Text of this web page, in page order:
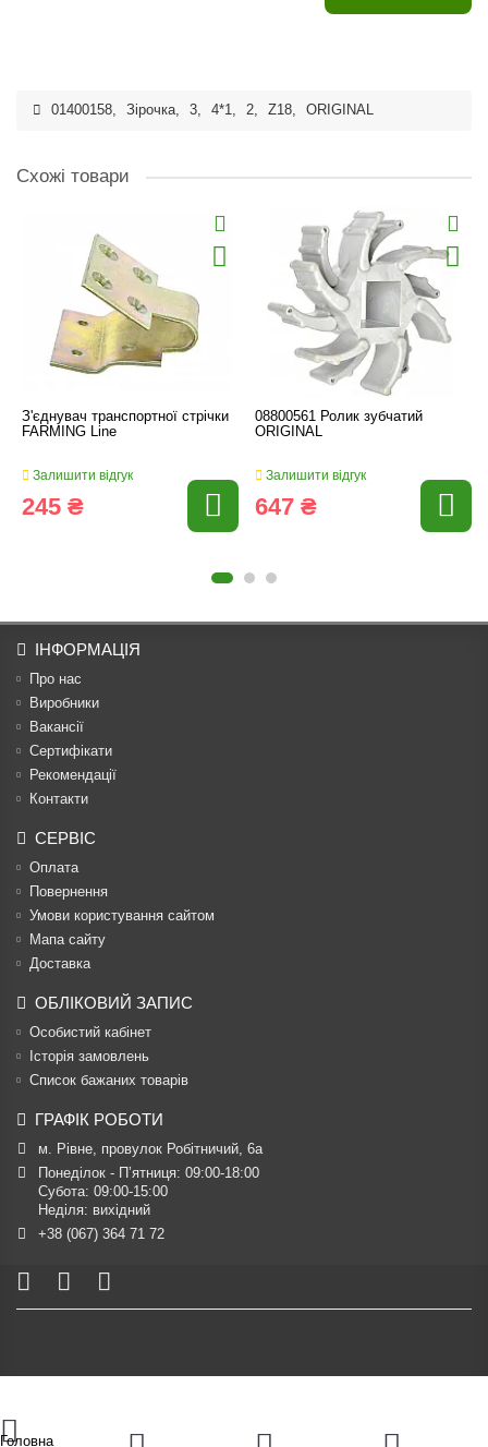
01400158, Зірочка, 3, 4*1, 2, Z18, ORIGINAL
Схожі товари
З'єднувач транспортної стрічки
FARMING Line
Залишити відгук
245 ₴
08800561 Ролик зубчатий
ORIGINAL
Залишити відгук
647 ₴
ІНФОРМАЦІЯ
Про нас
Виробники
Вакансії
Сертифікати
Рекомендації
Контакти
СЕРВІС
Оплата
Повернення
Умови користування сайтом
Мапа сайту
Доставка
ОБЛІКОВИЙ ЗАПИС
Особистий кабінет
Історія замовлень
Список бажаних товарів
ГРАФІК РОБОТИ
м. Рівне, провулок Робітничий, 6а
Понеділок - П’ятниця: 09:00-18:00
Субота: 09:00-15:00
Неділя: вихідний
+38 (067) 364 71 72
Головна